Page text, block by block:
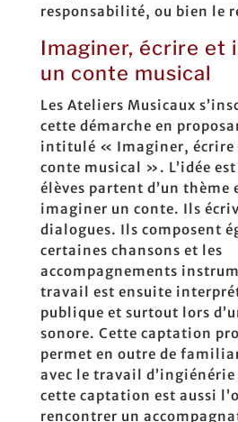
responsabilité, ou bien le
Imaginer, écrire et
un conte musical
Les Ateliers Musicaux
cette démarche en
intitulé « Imaginer, écrire
conte musical ». L’idée
élèves partent d’un thème
imaginer un conte. Ils
dialogues. Ils composent
certaines chansons et les
accompagnements
travail est ensuite
publique et surtout lors
sonore. Cette captation
permet en outre de
avec le travail d’ingiénérie
cette captation est aussi
rencontrer un